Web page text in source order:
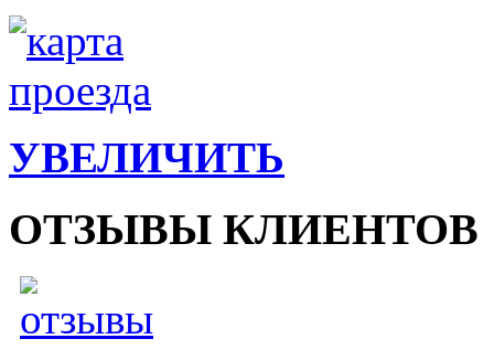
УВЕЛИЧИТЬ
ОТЗЫВЫ КЛИЕНТОВ